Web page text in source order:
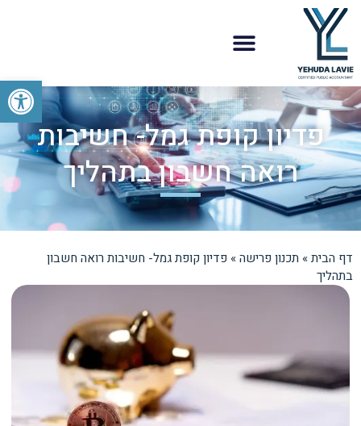
פתח
פדיון קופת גמל- חשיבות
רואה חשבון בתהליך
דף הבית» תכנון פרישה» פדיון קופת גמל- חשיבות רואה חשבון
בתהליך